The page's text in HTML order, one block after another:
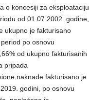
o koncesiji za eksploataciju
od 01.07.2002. godine,
ukupno je fakturisano
po osnovu
od ukupno fakturisanih
pripada
naknade fakturisano je
godini, po osnovu